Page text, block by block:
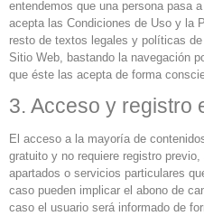
entendemos que una persona pasa
acepta las Condiciones de Uso y la
resto de textos legales y políticas
Sitio Web, bastando la navegación
que éste las acepta de forma
3. Acceso y registro
El acceso a la mayoría de
gratuito y no requiere registro
apartados o servicios particulares
caso pueden implicar el abono de
caso el usuario será informado de